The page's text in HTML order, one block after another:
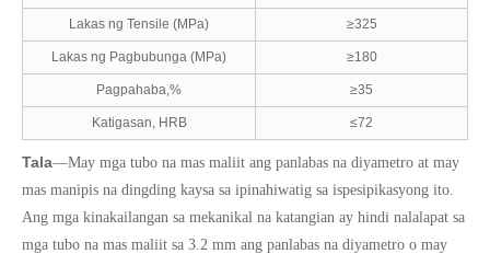
Lakas ng Tensile (MPa) ≥325
Lakas ng Pagbubunga (MPa) ≥180
Pagpahaba,% ≥35
Katigasan, HRB ≤72
Tala—May mga tubo na mas maliit ang panlabas na diyametro at may
mas manipis na dingding kaysa sa ipinahiwatig sa ispesipikasyong ito.
Ang mga kinakailangan sa mekanikal na katangian ay hindi nalalapat sa
mga tubo na mas maliit sa 3.2 mm ang panlabas na diyametro o may